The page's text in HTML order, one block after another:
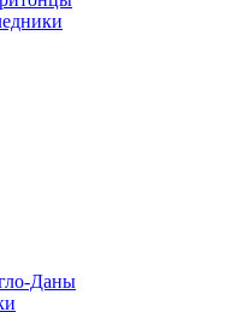
Даны